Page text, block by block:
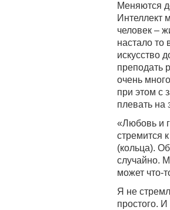
Меняются
Интеллект
человек –
настало то
искусство
преподать
очень
при этом с
плевать на
«Любовь и
стремится
(кольца).
случайно.
может что-
Я не
простого.